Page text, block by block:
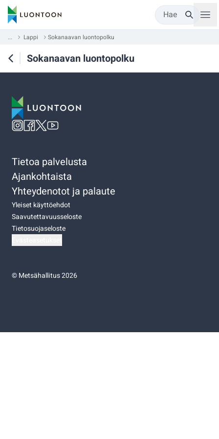
Hae
... Lappi Sokanaavan luontopolku
Sokanaavan luontopolku
Tietoa palvelusta
Ajankohtaista
Yhteydenotot ja palaute
Yleiset käyttöehdot
Saavutettavuusseloste
Tietosuojaseloste
©Metsähallitus 2026